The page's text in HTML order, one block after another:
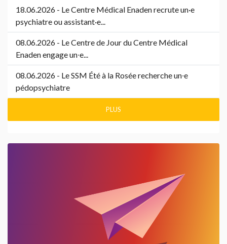
18.06.2026 - Le Centre Médical Enaden recrute un·e
psychiatre ou assistant·e...
08.06.2026 - Le Centre de Jour du Centre Médical
Enaden engage un∙e...
08.06.2026 - Le SSM Été à la Rosée recherche un∙e
pédopsychiatre
PLUS